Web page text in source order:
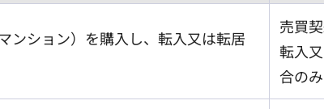
ンション）を購入し、転入又は転居
売買
転入
合のみ